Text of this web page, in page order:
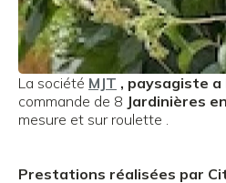
La société MJT , paysagiste a
commande de 8 Jardinières
mesure et sur roulette .
Prestations réalisées par